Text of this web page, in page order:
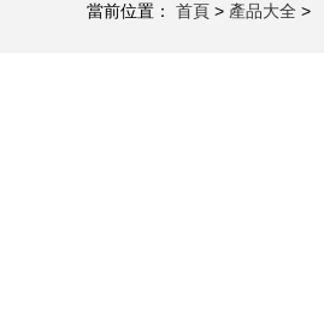
當前位置： 首頁 > 產品大全 >